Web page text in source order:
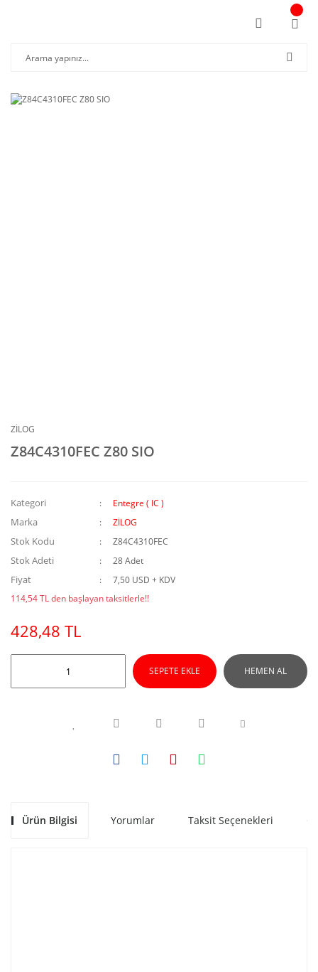
ZİLOG
Z84C4310FEC Z80 SIO
Kategori Entegre ( IC )
Marka ZİLOG
Stok Kodu Z84C4310FEC
Stok Adeti 28 Adet
Fiyat
7,50 USD + KDV
114,54 TL den başlayan taksitlerle!!
428,48 TL
SEPETE EKLE HEMEN AL
Ürün Bilgisi Yorumlar Taksit Seçenekleri